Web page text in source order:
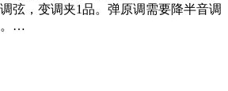
弦，变调夹1品。弹原调需要降半音调
。…